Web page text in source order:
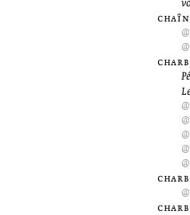
@
@
@
@
@
@
@
@